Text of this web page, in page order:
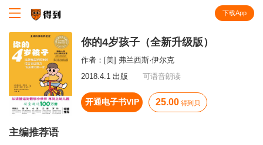
下载App
你的4岁孩子（全新升级版）
作者： [美] 弗兰西斯·伊尔克
2018.4.1 出版
可语音朗读
开通电子书VIP 25.00 得到贝
主编推荐语